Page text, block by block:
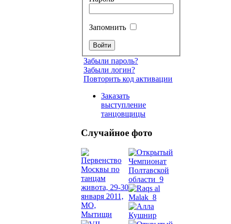
Запомнить
Забыли пароль?
Забыли логин?
Повторить код активации
Заказать
выступление
танцовщицы
Случайное фото